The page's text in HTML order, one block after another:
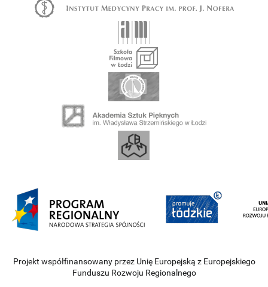
Projekt współfinansowany przez Unię Europejską z Europejskiego
Funduszu Rozwoju Regionalnego